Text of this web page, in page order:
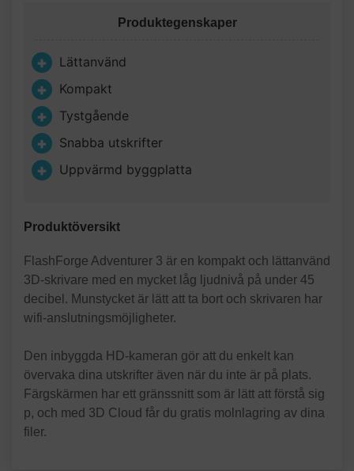
Produktegenskaper
Lättanvänd
Kompakt
Tystgående
Snabba utskrifter
Uppvärmd byggplatta
Produktöversikt
FlashForge Adventurer 3 är en kompakt och lättanvänd
3D-skrivare med en mycket låg ljudnivå på under 45
decibel. Munstycket är lätt att ta bort och skrivaren har
wifi-anslutningsmöjligheter.
Den inbyggda HD-kameran gör att du enkelt kan
övervaka dina utskrifter även när du inte är på plats.
Färgskärmen har ett gränssnitt som är lätt att förstå sig
p, och med 3D Cloud får du gratis molnlagring av dina
filer.